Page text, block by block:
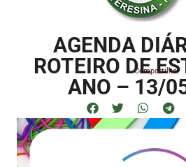
AGENDA
ROTEIRO DE
ANO – 13/
Compartilhe!